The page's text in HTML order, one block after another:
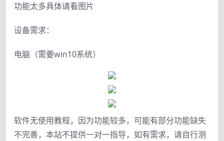
功能太多具体请看图片
设备需求：
电脑（需要win10系统）
软件无使用教程，因为功能较多，可能有部分功能缺失
不完善，本站不提供一对一指导，如有需求，请自行测